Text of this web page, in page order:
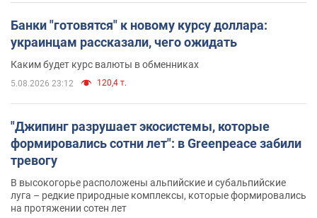
Банки "готовятся" к новому курсу доллара:
украинцам рассказали, чего ожидать
Каким будет курс валюты в обменниках
5.08.2026 23:12 120,4 т.
"Джипинг разрушает экосистемы, которые
формировались сотни лет": в Greenpeace забили
тревогу
В высокогорье расположены альпийские и субальпийские
луга – редкие природные комплексы, которые формировались
на протяжении сотен лет